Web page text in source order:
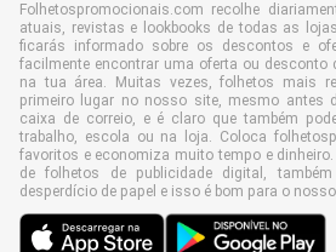
Folhetospromocionais.com recolhe
atuais, revistas e lookbooks de todas as
ficarás informado sobre os descontos e
facilmente encontrar uma oferta ou
na tua área. Muitas vezes, folhetos mais
primeiro lugar no nosso site, mesmo antes
caixa de correio, e é claro que também
trabalho, escola ou na loja. Coloca
favoritos e economiza muito tempo e
de folhetos de publicidade digital,
desperdício de papel e isso é bom para o